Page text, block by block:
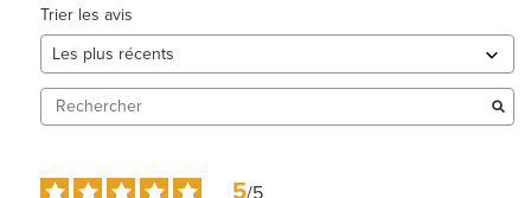
Trier les avis
5